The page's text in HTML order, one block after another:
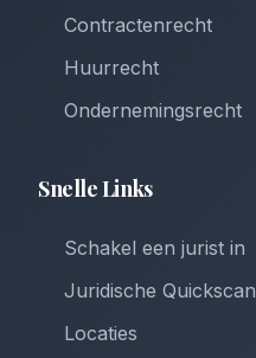
Contractenrecht
Huurrecht
Ondernemingsrecht
Snelle Links
Schakel een jurist in
Juridische Quickscan
Locaties